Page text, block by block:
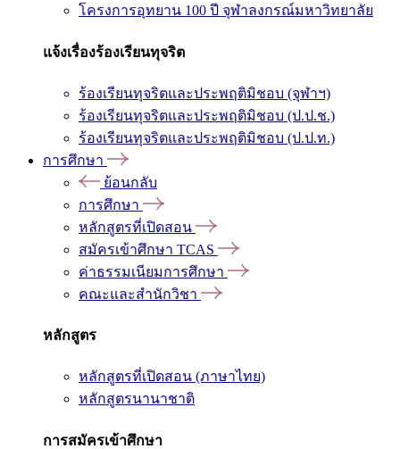
โครงการอุทยาน 100 ปี จุฬาลงกรณ์มหาวิทยาลัย
แจ้งเรื่องร้องเรียนทุจริต
ร้องเรียนทุจริตและประพฤติมิชอบ (จุฬาฯ)
ร้องเรียนทุจริตและประพฤติมิชอบ (ป.ป.ช.)
ร้องเรียนทุจริตและประพฤติมิชอบ (ป.ป.ท.)
การศึกษา
ย้อนกลับ
การศึกษา
หลักสูตรที่เปิดสอน
สมัครเข้าศึกษา TCAS
ค่าธรรมเนียมการศึกษา
คณะและสำนักวิชา
หลักสูตร
หลักสูตรที่เปิดสอน (ภาษาไทย)
หลักสูตรนานาชาติ
การสมัครเข้าศึกษา